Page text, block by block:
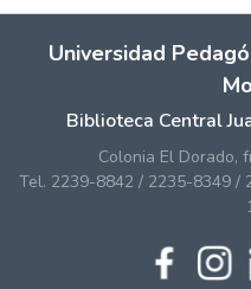
Universidad
Biblioteca Central
Colonia El Dorado,
Tel. 2239-8842 / 2235-8349 /